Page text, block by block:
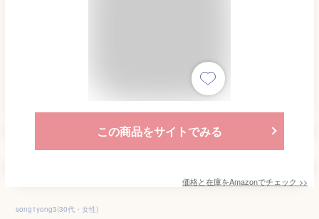
この商品をサイトでみる
価格と在庫をAmazonでチェック >>
song1yong3(30代・女性)